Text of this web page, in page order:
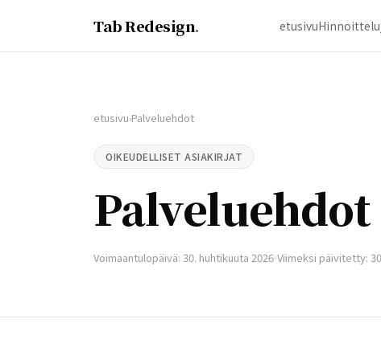
Tab Redesign. etusivu
etusivu›Palveluehdot
OIKEUDELLISET ASIAKIRJAT
Palveluehdot
Voimaantulopäivä: 30. huhtikuuta 2026 Viimeksi päivitetty: